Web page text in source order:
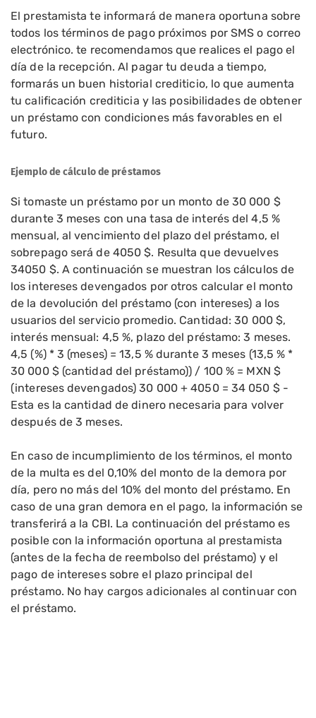
El prestamista te informará de manera oportuna sobre
todos los términos de pago próximos por SMS o correo
electrónico. te recomendamos que realices el pago el
día de la recepción. Al pagar tu deuda a tiempo,
formarás un buen historial crediticio, lo que aumenta
tu calificación crediticia y las posibilidades de obtener
un préstamo con condiciones más favorables en el
futuro.
Ejemplo de cálculo de préstamos
Si tomaste un préstamo por un monto de 30 000 $
durante 3 meses con una tasa de interés del 4,5 %
mensual, al vencimiento del plazo del préstamo, el
sobrepago será de 4050 $. Resulta que devuelves
34050 $. A continuación se muestran los cálculos de
los intereses devengados por otros calcular el monto
de la devolución del préstamo (con intereses) a los
usuarios del servicio promedio. Cantidad: 30 000 $,
interés mensual: 4,5 %, plazo del préstamo: 3 meses.
4,5 (%) * 3 (meses) = 13,5 % durante 3 meses (13,5 % *
30 000 $ (cantidad del préstamo)) / 100 % = MXN $
(intereses devengados) 30 000 + 4050 = 34 050 $ -
Esta es la cantidad de dinero necesaria para volver
después de 3 meses.
En caso de incumplimiento de los términos, el monto
de la multa es del 0,10% del monto de la demora por
día, pero no más del 10% del monto del préstamo. En
caso de una gran demora en el pago, la información se
transferirá a la CBI. La continuación del préstamo es
posible con la información oportuna al prestamista
(antes de la fecha de reembolso del préstamo) y el
pago de intereses sobre el plazo principal del
préstamo. No hay cargos adicionales al continuar con
el préstamo.